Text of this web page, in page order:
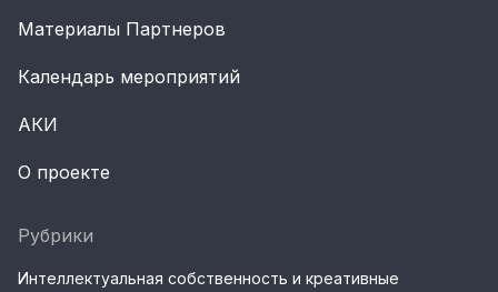
Материалы Партнеров
Календарь мероприятий
АКИ
О проекте
Рубрики
Интеллектуальная собственность и креативные